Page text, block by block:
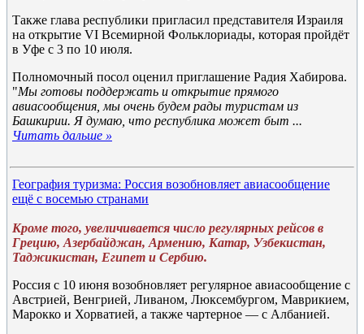
Также глава республики пригласил представителя Израиля
на открытие VI Всемирной Фольклориады, которая пройдёт
в Уфе с 3 по 10 июля.
Полномочный посол оценил приглашение Радия Хабирова.
"Мы готовы поддержать и открытие прямого
авиасообщения, мы очень будем рады туристам из
Башкирии. Я думаю, что республика может быт ...
Читать дальше »
География туризма: Россия возобновляет авиасообщение
ещё с восемью странами
Кроме того, увеличивается число регулярных рейсов в
Грецию, Азербайджан, Армению, Катар, Узбекистан,
Таджикистан, Египет и Сербию.
Россия с 10 июня возобновляет регулярное авиасообщение с
Австрией, Венгрией, Ливаном, Люксембургом, Маврикием,
Марокко и Хорватией, а также чартерное — с Албанией.